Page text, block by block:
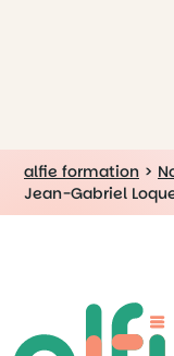
alfie formation >
Jean-Gabriel